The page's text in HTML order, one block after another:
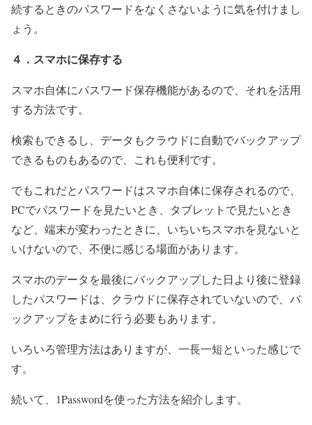
続するときのパスワードをなくさないように気を付けまし
ょう。
４．スマホに保存する
スマホ自体にパスワード保存機能があるので、それを活用
する方法です。
検索もできるし、データもクラウドに自動でバックアップ
できるものもあるので、これも便利です。
でもこれだとパスワードはスマホ自体に保存されるので、
PCでパスワードを見たいとき、タブレットで見たいとき
など、端末が変わったときに、いちいちスマホを見ないと
いけないので、不便に感じる場面があります。
スマホのデータを最後にバックアップした日より後に登録
したパスワードは、クラウドに保存されていないので、バ
ックアップをまめに行う必要もあります。
いろいろ管理方法はありますが、一長一短といった感じで
す。
続いて、1Passwordを使った方法を紹介します。